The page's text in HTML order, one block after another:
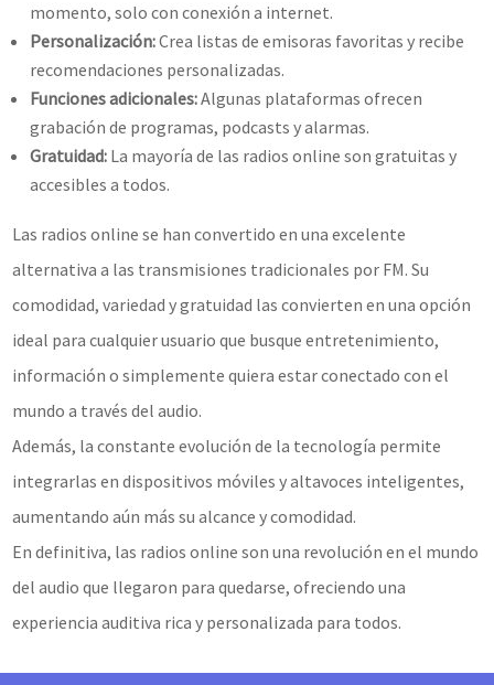
momento, solo con conexión a internet.
Personalización:Crea listas de emisoras favoritas y recibe
recomendaciones personalizadas.
Funciones adicionales:Algunas plataformas ofrecen
grabación de programas, podcasts y alarmas.
Gratuidad: La mayoría de las radios online son gratuitas y
accesibles a todos.
Las radios online se han convertido en una excelente
alternativa a las transmisiones tradicionales por FM. Su
comodidad, variedad y gratuidad las convierten en una opción
ideal para cualquier usuario que busque entretenimiento,
información o simplemente quiera estar conectado con el
mundo a través del audio.
Además, la constante evolución de la tecnología permite
integrarlas en dispositivos móviles y altavoces inteligentes,
aumentando aún más su alcance y comodidad.
En definitiva, las radios online son una revolución en el mundo
del audio que llegaron para quedarse, ofreciendo una
experiencia auditiva rica y personalizada para todos.